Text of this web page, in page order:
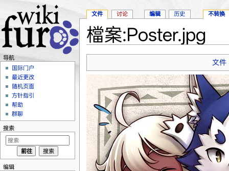
檔案:Poster.jpg
文件
文件 讨论 编辑 历史 不转换
导航
国际门户
最近更改
随机页面
方针指引
帮助
群聊
搜索
编辑